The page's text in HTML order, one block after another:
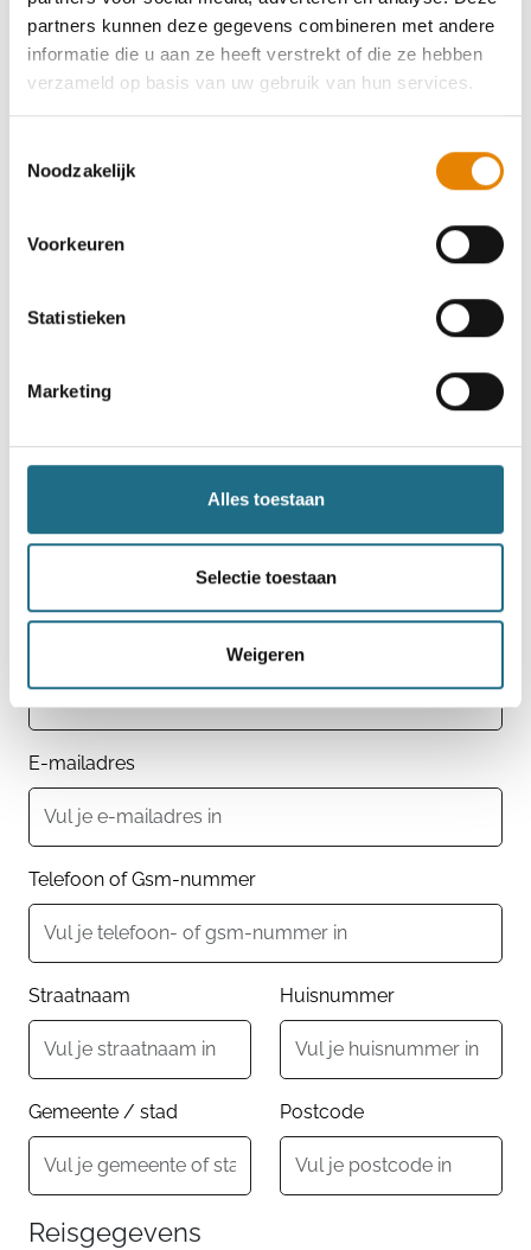
partners kunnen deze gegevens combineren met andere
informatie die u aan ze heeft verstrekt of die ze hebben
verzameld op basis van uw gebruik van hun services.
Noodzakelijk
Voorkeuren
Statistieken
Marketing
Alles toestaan
Selectie toestaan
Weigeren
Naam
Naam van je wandelclub
Lidnummer Wandelsport
Vlaanderen vzw
E-mailadres
Telefoon of Gsm-nummer
Straatnaam Huisnummer
Gemeente / stad Postcode
Reisgegevens